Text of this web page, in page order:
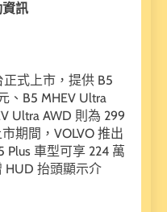
訊
式上市，提供 B5
、B5 MHEV Ultra
Ultra AWD 則為 299
期間，VOLVO 推出
Plus 車型可享 224 萬
HUD 抬頭顯示介